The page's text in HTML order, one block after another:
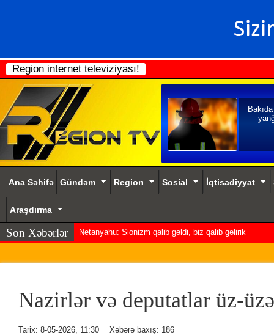
Region internet televiziyası!
Ana Səhifə Gündəm Region Sosial İqtisadiyyat
Araşdırma
Son Xəbərlər Netanyahu: Sionizm qalib gəldi, biz qalib gəlirik
Nazirlər və deputatlar üz-
Tarix: 8-05-2026, 11:30 Xəbərə baxış: 186